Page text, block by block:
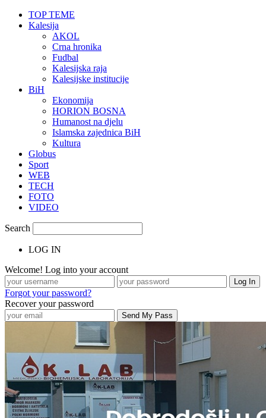
TOP TEME
Kalesija
AKOL
Crna hronika
Fudbal
Kalesijska raja
Kalesijske institucije
BiH
Ekonomija
HORION BOSNA
Humanost na djelu
Islamska zajednica BiH
Kultura
Globus
Sport
WEB
TECH
FOTO
VIDEO
Search
LOG IN
Welcome! Log into your account
Forgot your password?
Recover your password